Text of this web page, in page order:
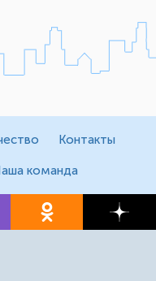
Контакты
команда